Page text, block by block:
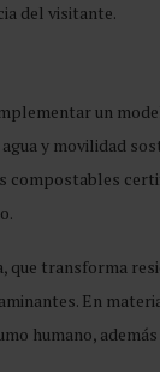
del visitante.
un
y movilidad
compostables
transforma
En
humano,